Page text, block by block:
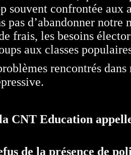
souvent confrontée aux
pas d’abandonner
frais, les besoins
aux classes
rencontrés dans
CNT Education
de la présence de